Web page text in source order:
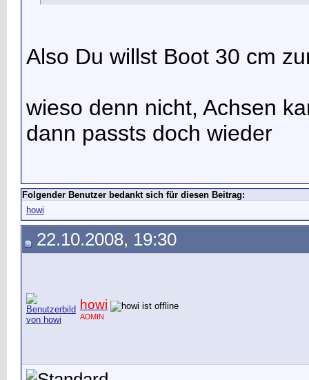
Also Du willst Boot 30 cm
wieso denn nicht, Achsen
dann passts doch wieder
Folgender Benutzer bedankt sich für diesen Beitrag:
howi
22.10.2008, 19:30
howi
ADMIN